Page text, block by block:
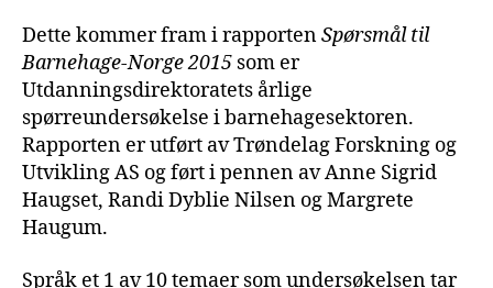
Dette kommer fram i rapportenSpørsmål til
Barnehage-Norge 2015 som er
Utdanningsdirektoratets årlige
spørreundersøkelse i barnehagesektoren.
Rapporten er utført av Trøndelag Forskning og
Utvikling AS og ført i pennen av Anne Sigrid
Haugset, Randi Dyblie Nilsen og Margrete
Haugum.
Språk et 1 av 10 temaer som undersøkelsen tar